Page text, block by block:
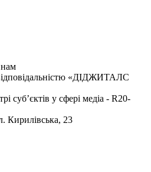
«ДІДЖИТАЛС
суб’єктів у сфері медіа - R20-
Кирилівська, 23